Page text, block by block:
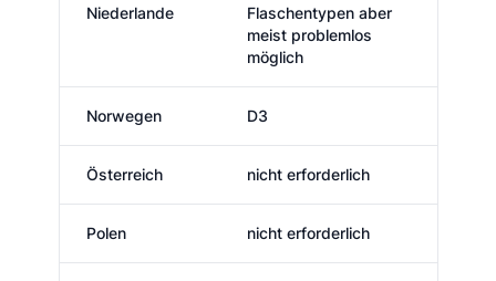
Niederlande
Flaschentypen aber
meist problemlos
möglich
Norwegen D3
Österreich nicht erforderlich
Polen nicht erforderlich